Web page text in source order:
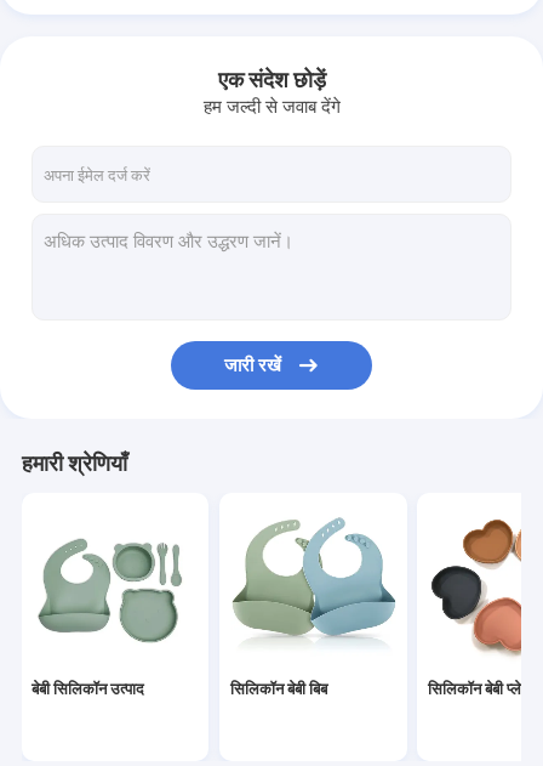
एक संदेश छोड़ें
हम जल्दी से जवाब देंगे
जारी रखें
हमारी श्रेणियाँ
बेबी सिलिकॉन उत्पाद सिलिकॉन बेबी बिब सिलिकॉन बेबी प्लेट